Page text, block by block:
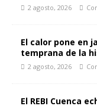
2 agosto, 2026
El calor pone en
temprana de la
2 agosto, 2026
El REBI Cuenca